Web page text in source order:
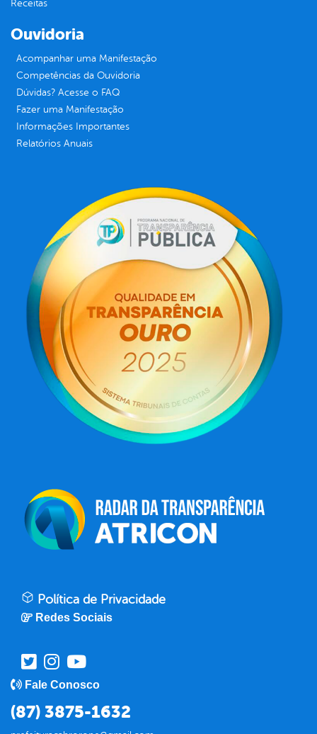
Receitas
Ouvidoria
Acompanhar uma Manifestação
Competências da Ouvidoria
Dúvidas? Acesse o FAQ
Fazer uma Manifestação
Informações Importantes
Relatórios Anuais
Política de Privacidade
Redes Sociais
Fale Conosco
(87) 3875-1632